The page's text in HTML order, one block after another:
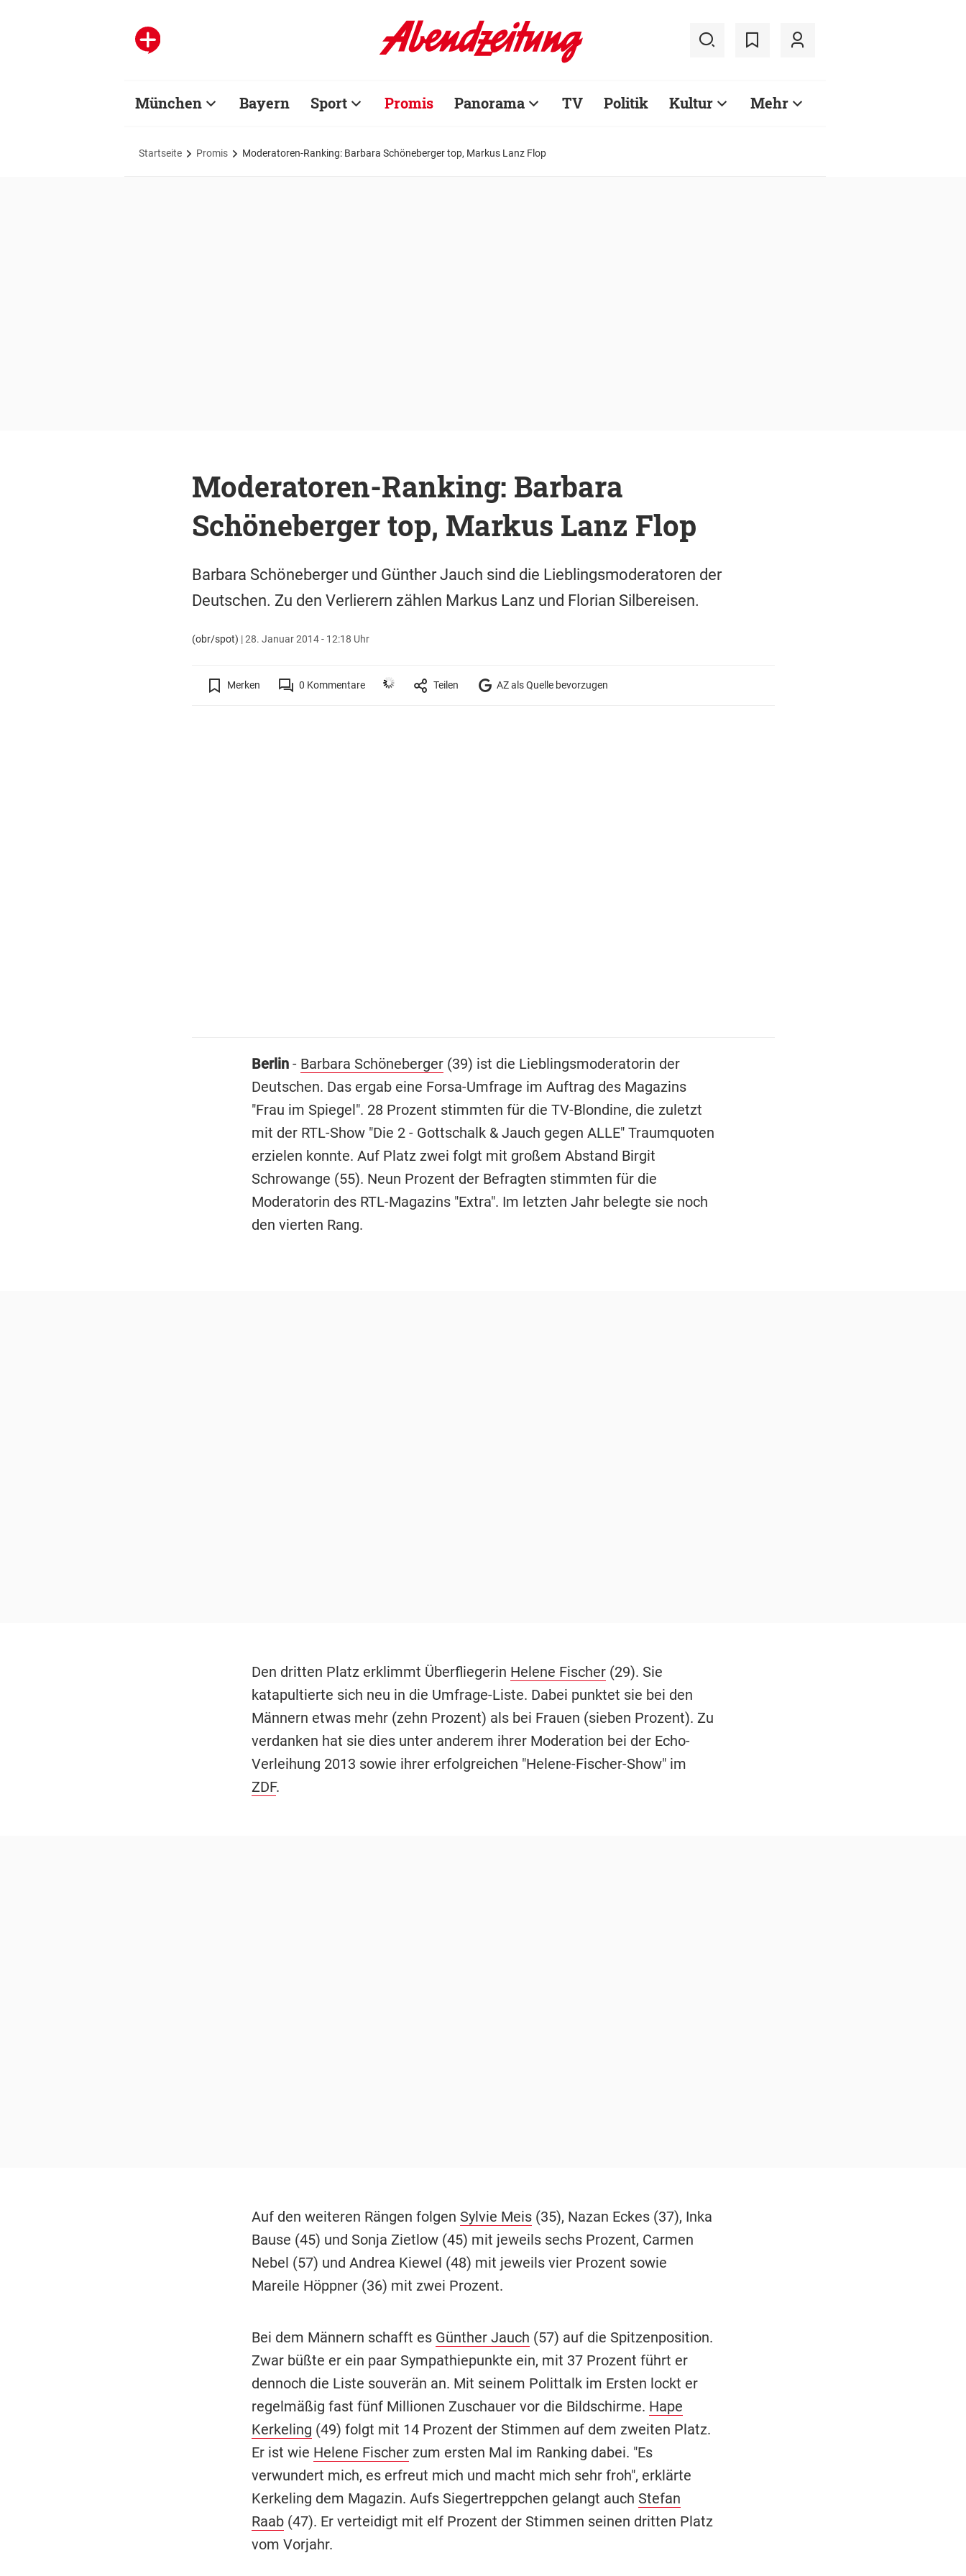
München Bayern Sport Promis Panorama TV Politik Kultur Mehr
Startseite Promis Moderatoren-Ranking: Barbara Schöneberger top, Markus Lanz Flop
Moderatoren-Ranking: Barbara
Schöneberger top, Markus Lanz Flop
Barbara Schöneberger und Günther Jauch sind die Lieblingsmoderatoren der
Deutschen. Zu den Verlierern zählen Markus Lanz und Florian Silbereisen.
(obr/spot) |28. Januar 2014 - 12:18 Uhr
Merken 0 Kommentare Teilen AZ als Quelle bevorzugen
Berlin- Barbara Schöneberger(39) ist die Lieblingsmoderatorin der
Deutschen. Das ergab eine Forsa-Umfrage im Auftrag des Magazins
"Frau im Spiegel". 28 Prozent stimmten für die TV-Blondine, die zuletzt
mit der RTL-Show "Die 2 - Gottschalk & Jauch gegen ALLE" Traumquoten
erzielen konnte. Auf Platz zwei folgt mit großem Abstand Birgit
Schrowange (55). Neun Prozent der Befragten stimmten für die
Moderatorin des RTL-Magazins "Extra". Im letzten Jahr belegte sie noch
den vierten Rang.
Den dritten Platz erklimmt Überfliegerin Helene Fischer(29). Sie
katapultierte sich neu in die Umfrage-Liste. Dabei punktet sie bei den
Männern etwas mehr (zehn Prozent) als bei Frauen (sieben Prozent). Zu
verdanken hat sie dies unter anderem ihrer Moderation bei der Echo-
Verleihung 2013 sowie ihrer erfolgreichen "Helene-Fischer-Show" im
ZDF.
Auf den weiteren Rängen folgen Sylvie Meis(35), Nazan Eckes (37), Inka
Bause (45) und Sonja Zietlow (45) mit jeweils sechs Prozent, Carmen
Nebel (57) und Andrea Kiewel (48) mit jeweils vier Prozent sowie
Mareile Höppner (36) mit zwei Prozent.
Bei dem Männern schafft es Günther Jauch (57) auf die Spitzenposition.
Zwar büßte er ein paar Sympathiepunkte ein, mit 37 Prozent führt er
dennoch die Liste souverän an. Mit seinem Polittalk im Ersten lockt er
regelmäßig fast fünf Millionen Zuschauer vor die Bildschirme. Hape
Kerkeling (49) folgt mit 14 Prozent der Stimmen auf dem zweiten Platz.
Er ist wie Helene Fischerzum ersten Mal im Ranking dabei. "Es
verwundert mich, es erfreut mich und macht mich sehr froh", erklärte
Kerkeling dem Magazin. Aufs Siegertreppchen gelangt auch Stefan
Raab(47). Er verteidigt mit elf Prozent der Stimmen seinen dritten Platz
vom Vorjahr.